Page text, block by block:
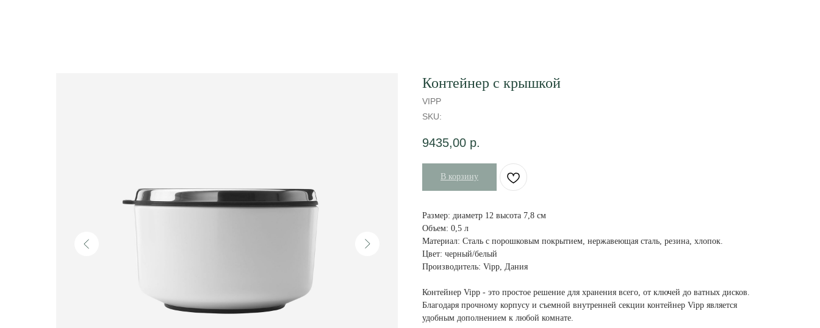
Контейнер с крышкой
VIPP
SKU:
9435,00 р.
В корзину
Размер: диаметр 12 высота 7,8 см
Объем: 0,5 л
Материал: Сталь с порошковым покрытием, нержавеющая сталь, резина, хлопок.
Цвет: черный/белый
Производитель: Vipp, Дания
Контейнер Vipp - это простое решение для хранения всего, от ключей до ватных дисков.
Благодаря прочному корпусу и съемной внутренней секции контейнер Vipp является
удобным дополнением к любой комнате.